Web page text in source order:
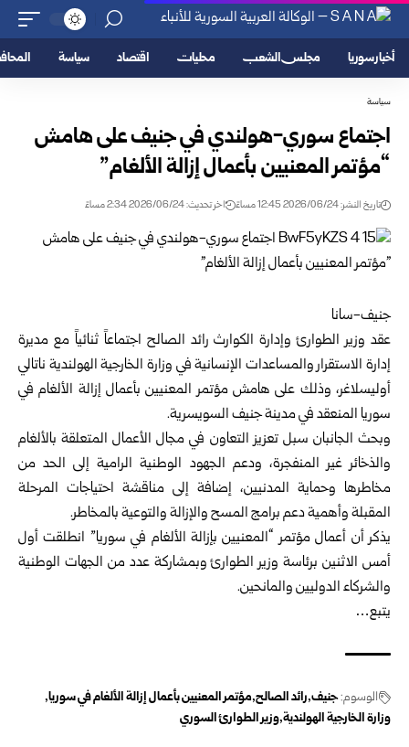
أخبار سوريا مجلس الشعب محليات اقتصاد سياسة
سياسة
اجتماع سوري-هولندي في جنيف على هامش
“مؤتمر المعنيين بأعمال إزالة الألغام”
تاريخ النشر: 2026/06/24 12:45 مساءً اخر تحديث: 2026/06/24 2:34 مساءً
جنيف-سانا
عقد وزير الطوارئ وإدارة الكوارث رائد الصالح اجتماعاً ثنائياً مع مديرة
إدارة الاستقرار والمساعدات الإنسانية في وزارة الخارجية الهولندية ناتالي
أوليسلاغر، وذلك على هامش مؤتمر المعنيين بأعمال إزالة الألغام في
سوريا المنعقد في مدينة جنيف السويسرية.
وبحث الجانبان سبل تعزيز التعاون في مجال الأعمال المتعلقة بالألغام
والذخائر غير المنفجرة، ودعم الجهود الوطنية الرامية إلى الحد من
مخاطرها وحماية المدنيين، إضافة إلى مناقشة احتياجات المرحلة
المقبلة وأهمية دعم برامج المسح والإزالة والتوعية بالمخاطر.
يذكر أن أعمال مؤتمر “المعنيين بإزالة الألغام في سوريا” انطلقت أول
أمس الاثنين برئاسة وزير الطوارئ وبمشاركة عدد من الجهات الوطنية
والشركاء الدوليين والمانحين.
يتبع…
الوسوم:جنيف رائد الصالح مؤتمر المعنيين بأعمال إزالة الألغام في سوريا
وزارة الخارجية الهولندية وزير الطوارئ السوري